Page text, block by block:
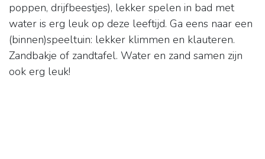
poppen, drijfbeestjes), lekker spelen in bad met
water is erg leuk op deze leeftijd. Ga eens naar een
(binnen)speeltuin: lekker klimmen en klauteren.
Zandbakje of zandtafel. Water en zand samen zijn
ook erg leuk!